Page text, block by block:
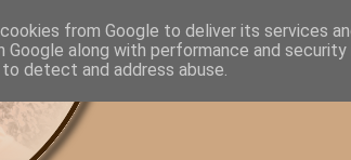
from Google to deliver its services
Google along with performance and
detect and address abuse.